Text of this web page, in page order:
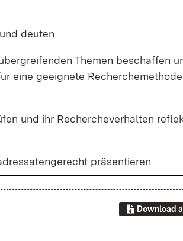
deu­ten
The­men be­schaf­fen
ei­ne ge­eig­ne­te Re­cher­che­me­tho­de
und ihr Re­cher­che­ver­hal­ten
prä­sen­tie­ren
Download